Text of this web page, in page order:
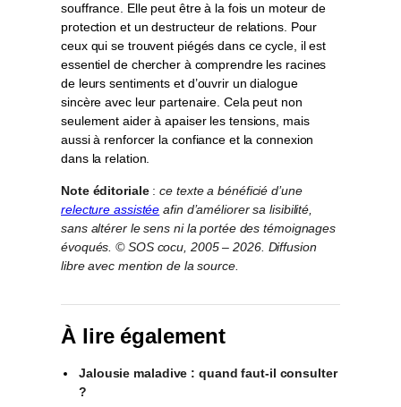
souffrance. Elle peut être à la fois un moteur de
protection et un destructeur de relations. Pour
ceux qui se trouvent piégés dans ce cycle, il est
essentiel de chercher à comprendre les racines
de leurs sentiments et d’ouvrir un dialogue
sincère avec leur partenaire. Cela peut non
seulement aider à apaiser les tensions, mais
aussi à renforcer la confiance et la connexion
dans la relation.
Note éditoriale:ce texte a bénéficié d’une
relecture assistée afin d’améliorer sa lisibilité,
sans altérer le sens ni la portée des témoignages
évoqués. © SOS cocu, 2005 – 2026. Diffusion
libre avec mention de la source.
À lire également
Jalousie maladive : quand faut-il consulter
?